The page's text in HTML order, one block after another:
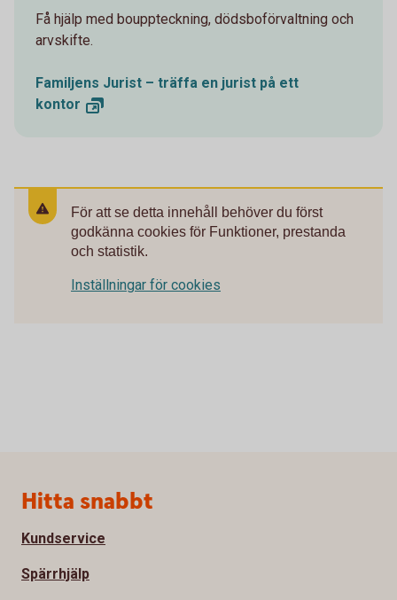
Få hjälp med bouppteckning, dödsboförvaltning och
arvskifte.
Familjens Jurist – träffa en jurist på ett
kontor
För att se detta innehåll behöver du först
godkänna cookies för Funktioner, prestanda
och statistik.
Inställningar för cookies
Sidfot
Hitta snabbt
Kundservice
Spärrhjälp